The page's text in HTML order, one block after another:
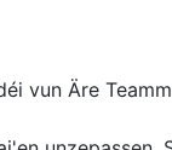
vun Äre